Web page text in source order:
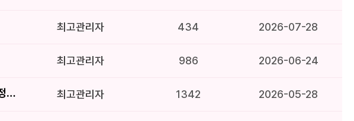
최고관리자 434 2026-07-28
최고관리자 986 2026-06-24
“2026년 서울특별시 시립청소년시설 운영평가 만족도 조사” 관련 개인정보 제3자 제공사항 알림 최고관리자 1342 2026-05-28